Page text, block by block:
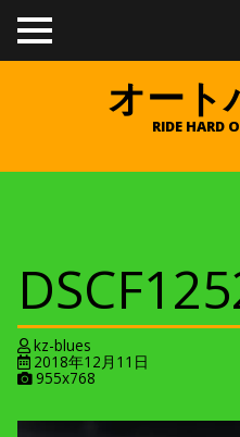
TO
GGL
オート
RIDE HARD
kz-blues
2018年12月11日
A
a
955x768